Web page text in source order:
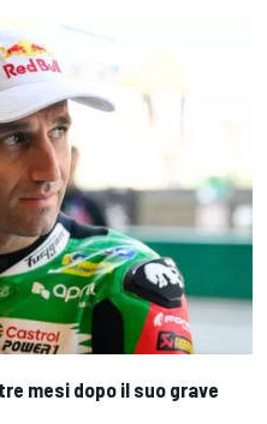
mesi dopo il suo grave